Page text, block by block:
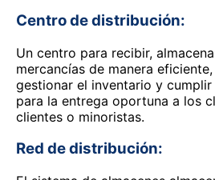
Centro de distribución:
Un centro para recibir,
mercancías de manera
gestionar el inventario y
para la entrega oportuna a los
clientes o minoristas.
Red de distribución: